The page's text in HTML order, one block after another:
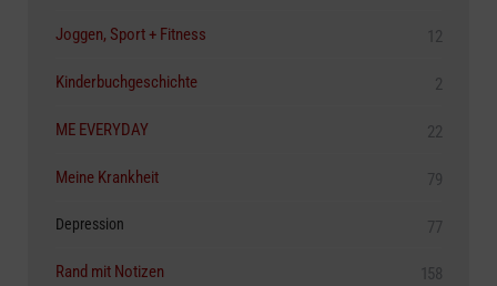
Joggen, Sport + Fitness 12
Kinderbuchgeschichte 2
ME EVERYDAY 22
Meine Krankheit 79
Depression 77
Rand mit Notizen 158